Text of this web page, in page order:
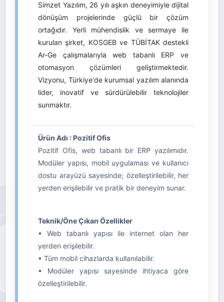
Simzet Yazılım, 26 yılı aşkın deneyimiyle dijital
dönüşüm projelerinde güçlü bir çözüm
ortağıdır. Yerli mühendislik ve sermaye ile
kurulan şirket, KOSGEB ve TÜBİTAK destekli
Ar-Ge çalışmalarıyla web tabanlı ERP ve
otomasyon çözümleri geliştirmektedir.
Vizyonu, Türkiye'de kurumsal yazılım alanında
lider, inovatif ve sürdürülebilir teknolojiler
sunmaktır.
Ürün Adı : Pozitif Ofis
Pozitif Ofis, web tabanlı bir ERP yazılımıdır.
Modüler yapısı, mobil uygulaması ve kullanıcı
dostu arayüzü sayesinde; özelleştirilebilir, her
yerden erişilebilir ve pratik bir deneyim sunar.
Teknik/Öne Çıkan Özellikler
• Web tabanlı yapısı ile internet olan her
yerden erişilebilir.
• Tüm mobil cihazlarda kullanılabilir.
• Modüler yapısı sayesinde ihtiyaca göre
özelleştirilebilir.